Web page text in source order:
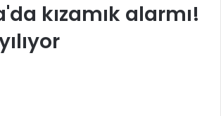
kızamık alarmı!